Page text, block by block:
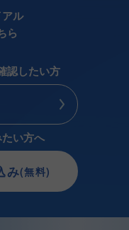
ル
ら
認したい方
い方へ
み(無料)